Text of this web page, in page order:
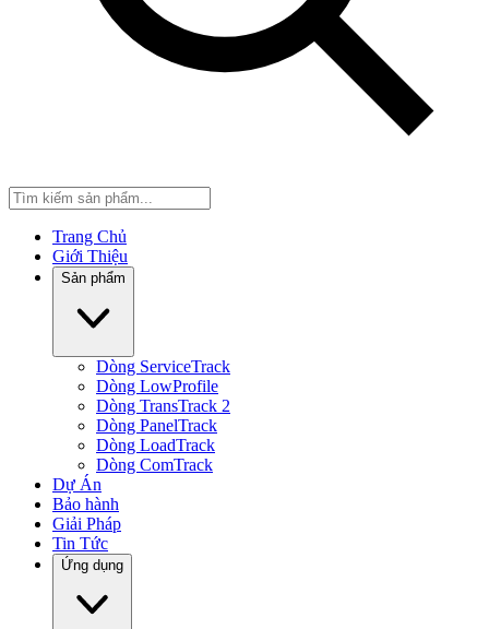
Trang Chủ
Giới Thiệu
Sản phẩm
Dòng ServiceTrack
Dòng LowProfile
Dòng TransTrack 2
Dòng PanelTrack
Dòng LoadTrack
Dòng ComTrack
Dự Án
Bảo hành
Giải Pháp
Tin Tức
Ứng dụng